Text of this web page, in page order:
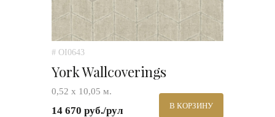
# OI0643
York Wallcoverings
0,52 х 10,05 м.
14 670 руб./рул В КОРЗИНУ